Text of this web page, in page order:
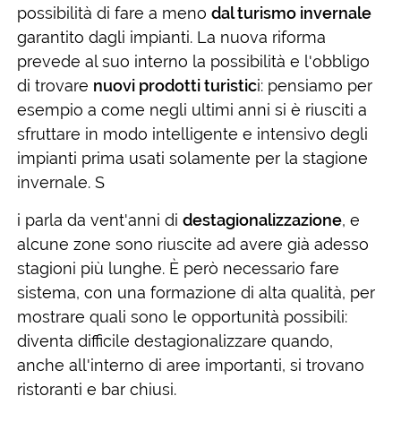
possibilità di fare a meno dal turismo invernale
garantito dagli impianti. La nuova riforma
prevede al suo interno la possibilità e l'obbligo
di trovare nuovi prodotti turistici: pensiamo per
esempio a come negli ultimi anni si è riusciti a
sfruttare in modo intelligente e intensivo degli
impianti prima usati solamente per la stagione
invernale. S
i parla da vent'anni di destagionalizzazione, e
alcune zone sono riuscite ad avere già adesso
stagioni più lunghe. È però necessario fare
sistema, con una formazione di alta qualità, per
mostrare quali sono le opportunità possibili:
diventa difficile destagionalizzare quando,
anche all'interno di aree importanti, si trovano
ristoranti e bar chiusi.